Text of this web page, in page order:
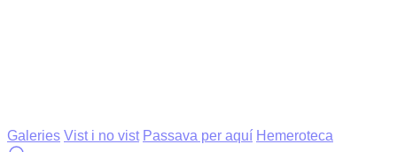
Galeries Vist i no vist Passava per aquí Hemeroteca